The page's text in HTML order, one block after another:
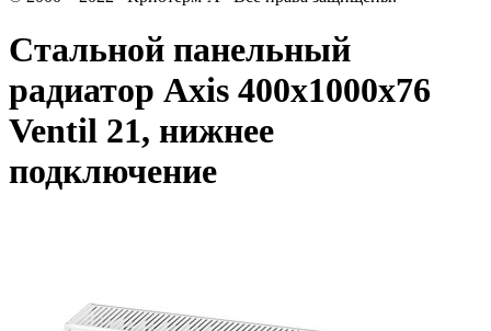
Стальной панельный
радиатор Axis 400х1000х76
Ventil 21, нижнее
подключение